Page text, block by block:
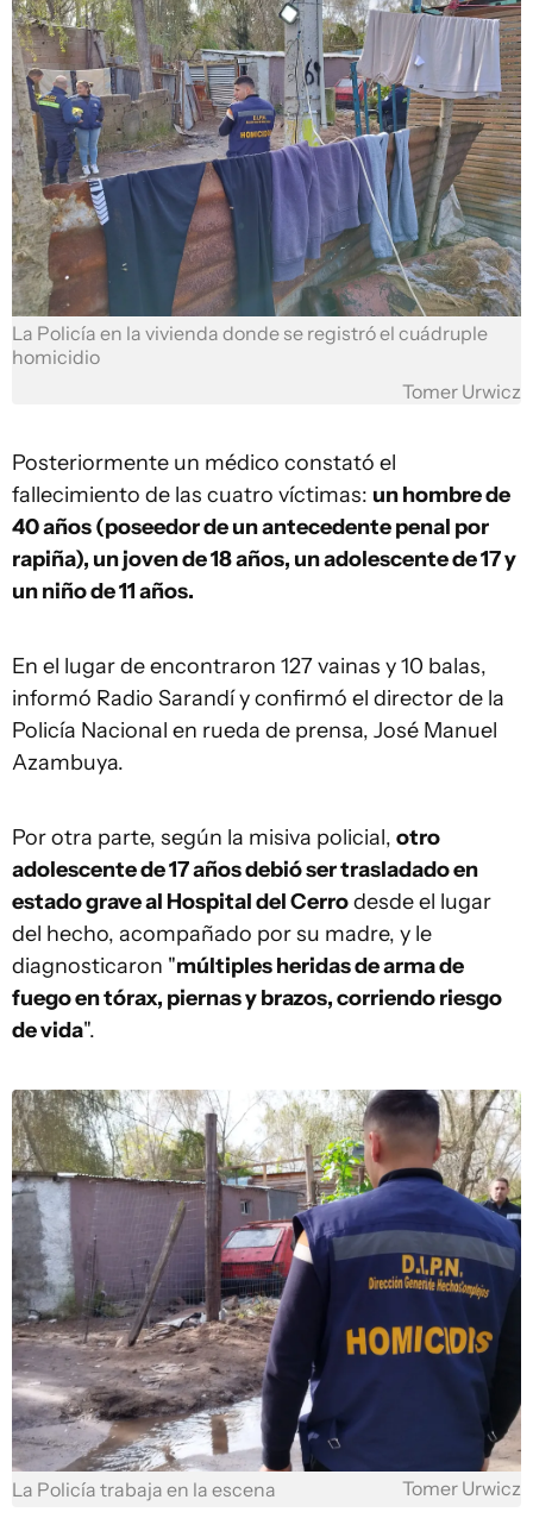
La Policía en la vivienda donde se registró el cuádruple
homicidio
Tomer Urwicz
Posteriormente un médico constató el
fallecimiento de las cuatro víctimas: un hombre de
40 años (poseedor de un antecedente penal por
rapiña), un joven de 18 años, un adolescente de 17 y
un niño de 11 años.
En el lugar de encontraron 127 vainas y 10 balas,
informó Radio Sarandí y confirmó el director de la
Policía Nacional en rueda de prensa, José Manuel
Azambuya.
Por otra parte, según la misiva policial, otro
adolescente de 17 años debió ser trasladado en
estado grave al Hospital del Cerrodesde el lugar
del hecho, acompañado por su madre, y le
diagnosticaron "múltiples heridas de arma de
fuego en tórax, piernas y brazos, corriendo riesgo
de vida".
La Policía trabaja en la escena Tomer Urwicz